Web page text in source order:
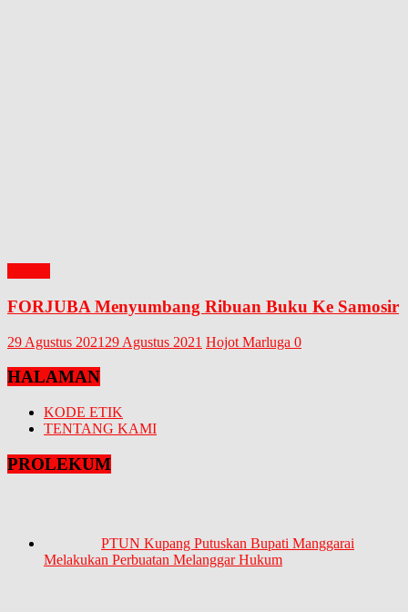
FORJUBA Menyumbang Ribuan Buku Ke Samosir
29 Agustus 2021 29 Agustus 2021 Hojot Marluga 0
HALAMAN
KODE ETIK
TENTANG KAMI
PROLEKUM
PTUN Kupang Putuskan Bupati Manggarai
Melakukan Perbuatan Melanggar Hukum